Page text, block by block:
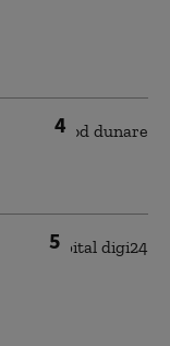
4
5